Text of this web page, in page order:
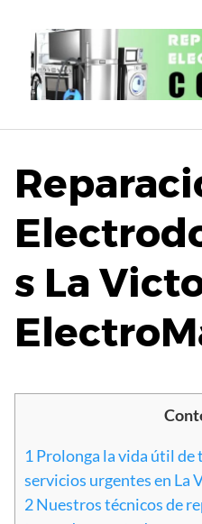
s La
1 Prolonga la vida útil de
servicios urgentes en La
2Nuestros técnicos de